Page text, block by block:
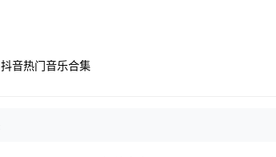
抖音热门音乐合集